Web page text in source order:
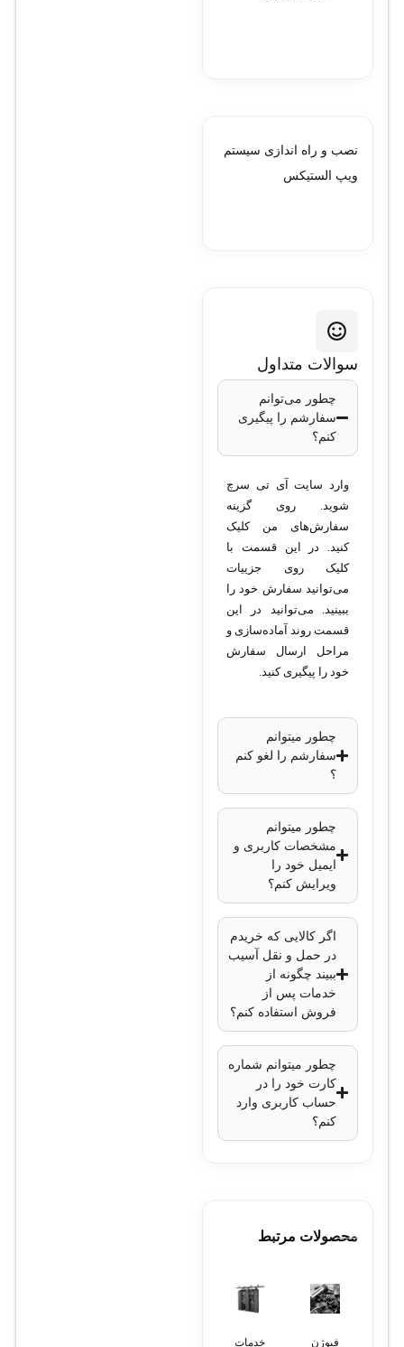
نصب و راه اندازی سیستم
ویپ الستیکس
سوالات متداول
چطور می‌توانم
سفارشم را پیگیری
کنم؟
وارد سایت آی تی سرچ
شوید. روی گزینه
سفارش‌های من کلیک
کنید. در این قسمت با
کلیک روی جزییات
می‌توانید سفارش خود را
ببینید. می‌توانید در این
قسمت روند آماده‌سازی و
مراحل ارسال سفارش
خود را پیگیری کنید.
چطور میتوانم
سفارشم را لغو کنم
؟
چطور میتوانم
مشخصات کاربری و
ایمیل خود را
ویرایش کنم؟
اگر کالایی که خریدم
در حمل و نقل آسیب
ببیند چگونه از
خدمات پس از
فروش استفاده کنم؟
چطور میتوانم شماره
کارت خود را در
حساب کاربری وارد
کنم؟
محصولات مرتبط
فیوژن خدمات